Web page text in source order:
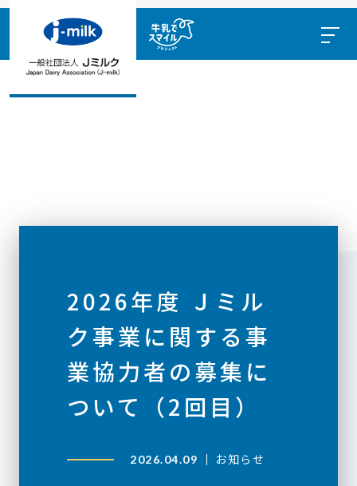
2026年度 Ｊミル
ク事業に関する事
業協力者の募集に
ついて（2回目）
2026.04.09 お知らせ